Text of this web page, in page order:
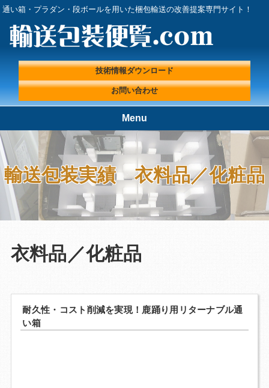
通い箱・プラダン・段ボールを用いた梱包輸送の改善提案専門サイト！
技術情報ダウンロード
お問い合わせ
Menu
輸送包装便覧.comが選ばれる理
由
輸送包装実績
輸送包装プロフェッショナルに
よる『輸送包装・梱包 改善ラ
ボ』
輸送包装便覧の取扱製品 輸送包装エンジニアコラム
輸送包装に関する基礎情報
プライバシーポリシー
輸送包装実績 衣料品／化粧品
衣料品／化粧品
耐久性・コスト削減を実現！鹿踊り用リターナブル通
い箱